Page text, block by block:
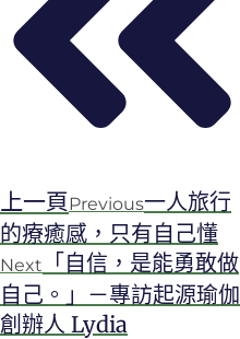
上一頁Previous一人旅行
的療癒感，只有自己懂
Next
「自信，是能勇敢做
自己。」－專訪起源瑜伽
創辦人 Lydia